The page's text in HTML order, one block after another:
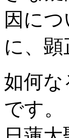
因に
に、
如何
です。